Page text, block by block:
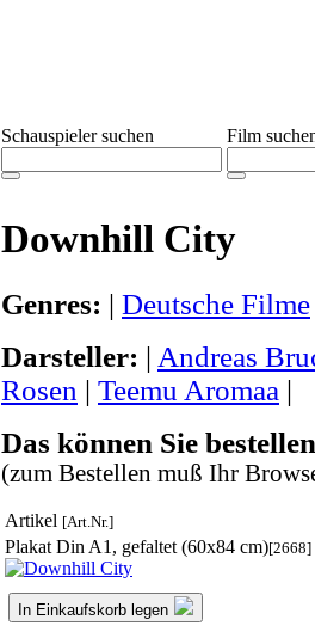
Schauspieler suchen Film
Downhill City
Genres: | Deutsche Filme
Darsteller: | Andreas
Rosen | Teemu Aromaa |
Das können Sie
(zum Bestellen muß Ihr
Artikel [Art.Nr.]
Plakat Din A1, gefaltet (60x84 cm)[2668]
In Einkaufskorb legen